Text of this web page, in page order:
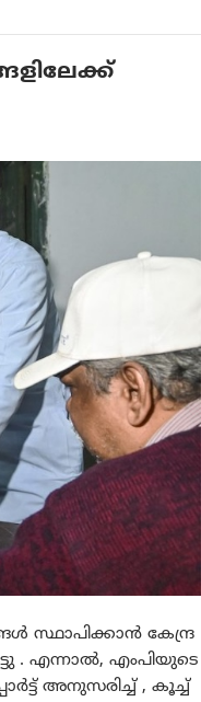
സ്ഥാപിക്കാൻ കേന്ദ്ര
. എന്നാല്‍, എംപിയുടെ
അനുസരിച്ച് , കൂച്ച്